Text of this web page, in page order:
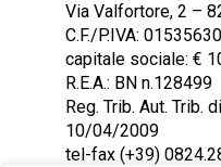
Via Valfortore, 2 –
C.F./P.IVA:
capitale sociale: €
R.E.A.: BN n.128499
Reg. Trib. Aut. Trib.
10/04/2009
tel-fax (+39)